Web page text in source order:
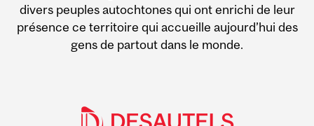
divers peuples autochtones qui ont enrichi de leur
présence ce territoire qui accueille aujourd’hui des
gens de partout dans le monde.